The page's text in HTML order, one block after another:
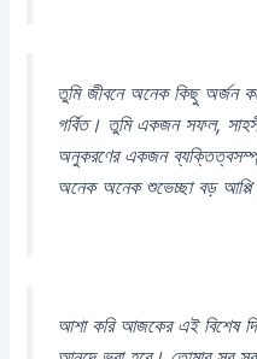
তুমি জীবনে অনেক কিছু অর্জন
গর্বিত। তুমি একজন সফল,
অনুকরণের একজন
অনেক অনেক শুভেচ্ছা বড়
আশা করি আজকের এই বিশেষ